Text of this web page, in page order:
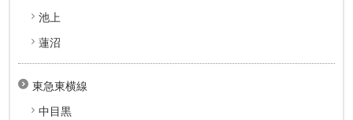
池上
蓮沼
東急東横線
中目黒